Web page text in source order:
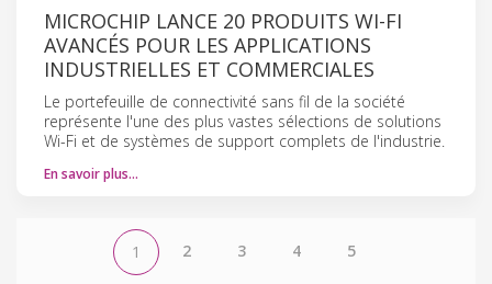
MICROCHIP LANCE 20 PRODUITS WI-FI
AVANCÉS POUR LES APPLICATIONS
INDUSTRIELLES ET COMMERCIALES
Le portefeuille de connectivité sans fil de la société
représente l'une des plus vastes sélections de solutions
Wi-Fi et de systèmes de support complets de l'industrie.
En savoir plus…
1 2 3 4 5